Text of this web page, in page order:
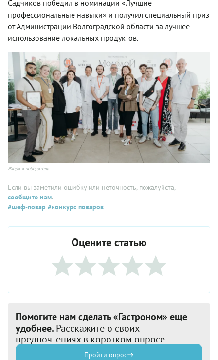
Садчиков победил в номинации «Лучшие
профессиональные навыки» и получил специальный приз
от Администрации Волгоградской области за лучшее
использование локальных продуктов.
Жюри и победитель
Если вы заметили ошибку или неточность, пожалуйста,
сообщите нам.
#шеф-повар #конкурс поваров
Оцените статью
Помогите нам сделать «Гастроном» еще
удобнее. Расскажите о своих
предпочтениях в коротком опросе.
Пройти опрос